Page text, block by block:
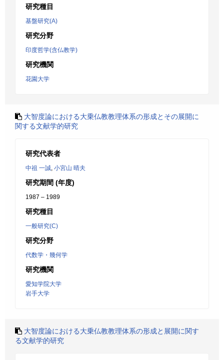
研究種目
基盤研究(A)
研究分野
印度哲学(含仏教学)
研究機関
花園大学
大智度論における大乗仏教教理体系の形成とその展開に
関する文献学的研究
研究代表者
中祖 一誠, 小宮山 晴夫
研究期間 (年度)
1987 – 1989
研究種目
一般研究(C)
研究分野
代数学・幾何学
研究機関
愛知学院大学
岩手大学
大智度論における大乗仏教教理体系の形成と展開に関す
る文献学的研究